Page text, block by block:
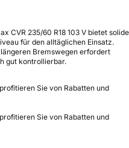
CVR 235/60 R18 103 V bietet solide
für den alltäglichen Einsatz.
Bremswegen erfordert
gut kontrollierbar.
Sie von Rabatten und
Sie von Rabatten und